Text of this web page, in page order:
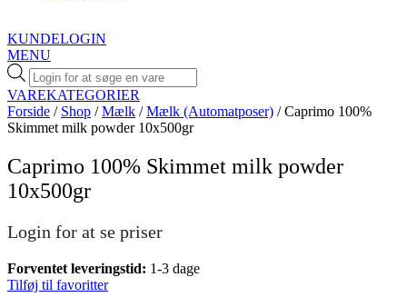
KUNDELOGIN
MENU
Products
search
VAREKATEGORIER
Forside / Shop /Mælk /Mælk (Automatposer) / Caprimo 100%
Skimmet milk powder 10x500gr
Caprimo 100% Skimmet milk powder
10x500gr
Login for at se priser
Forventet leveringstid: 1-3 dage
Tilføj til favoritter